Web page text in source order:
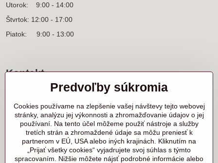
Utorok: 9:00 - 14:00
Štvrtok: 12:00 - 17:00
Piatok: 9:00 - 13:00
Kontakt
Sídlo firmy a korešpondenčná adresa
Ľanová 31
900 25 Chorvátsky Grob
+421 905 818 702 p. Marek Nerád
+421 910 919 130 p. Michal Horník
+421 910 298 457 showroom
Predvoľby súkromia
Cookies používame na zlepšenie vašej návštevy tejto webovej
stránky, analýzu jej výkonnosti a zhromažďovanie údajov o jej
používaní. Na tento účel môžeme použiť nástroje a služby
tretích strán a zhromaždené údaje sa môžu preniesť k
partnerom v EÚ, USA alebo iných krajinách. Kliknutím na
„Prijať všetky cookies“ vyjadrujete svoj súhlas s týmto
spracovaním. Nižšie môžete nájsť podrobné informácie alebo